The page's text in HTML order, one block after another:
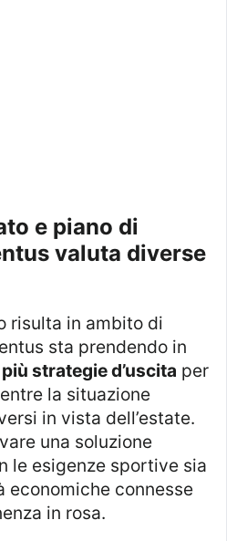
valuta diverse
sta prendendo in
più strategie d’uscita per
la situazione
in vista dell’estate.
una soluzione
le esigenze sportive sia
economiche connesse
in rosa.